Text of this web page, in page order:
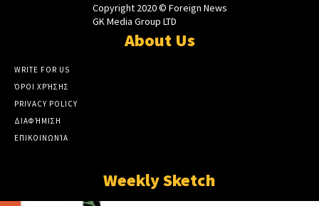
Copyright 2020 © Foreign News
GK Media Group LTD
About Us
WRITE FOR US
ΌΡΟΙ ΧΡΉΣΗΣ
PRIVACY POLICY
ΔΙΑΦΉΜΙΣΗ
ΕΠΙΚΟΙΝΩΝΊΑ
Weekly Sketch